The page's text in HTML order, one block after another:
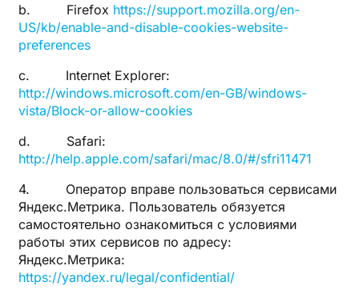
b. Firefox https://support.mozilla.org/en-
US/kb/enable-and-disable-cookies-website-
preferences
c. Internet Explorer:
http://windows.microsoft.com/en-GB/windows-
vista/Block-or-allow-cookies
d. Safari:
http://help.apple.com/safari/mac/8.0/#/sfri11471
4. Оператор вправе пользоваться сервисами
Яндекс.Метрика. Пользователь обязуется
самостоятельно ознакомиться с условиями
работы этих сервисов по адресу:
Яндекс.Метрика:
https://yandex.ru/legal/confidential/